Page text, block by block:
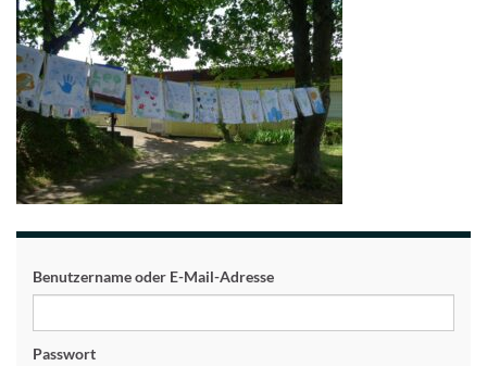
Benutzername oder E-Mail-Adresse
Passwort